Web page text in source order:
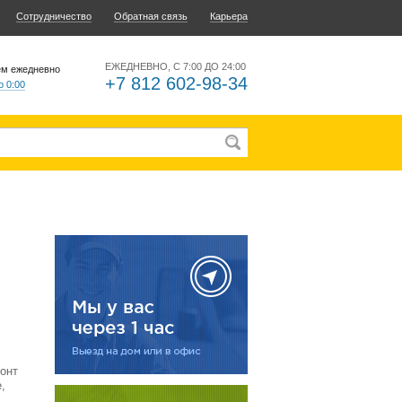
Сотрудничество Обратная связь Карьера
ЕЖЕДНЕВНО, С 7:00 ДО 24:00
+7 812 602-98-34
ежедневно
0:00